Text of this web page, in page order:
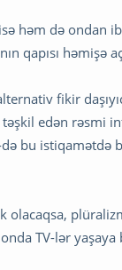
həm də ondan
qapısı həmişə
fikir
təşkil edən rəsmi
də bu istiqamətdə
olacaqsa,
TV-lər